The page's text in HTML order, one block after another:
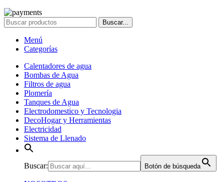
Buscar...
Menú
Categorías
Calentadores de agua
Bombas de Agua
Filtros de agua
Plomería
Tanques de Agua
Electrodomestico y Tecnologia
DecoHogar y Herramientas
Electricidad
Sistema de Llenado
Buscar: Botón de búsqueda